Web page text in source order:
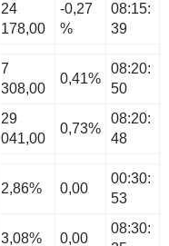
24
178,00
-0,27
%
08:15:
39
7
308,00
0,41%
08:20:
50
29
041,00
0,73%
08:20:
48
2,86% 0,00
00:30:
53
3,08% 0,00
08:30: